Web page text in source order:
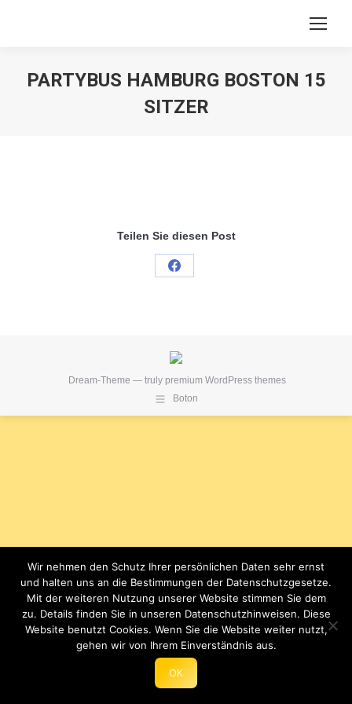
PARTYBUS HAMBURG BOSTON 15
SITZER
Teilen Sie diesen Post
Share
Dream-Theme — truly premium WordPress themes
Boton
Wir nehmen den Schutz Ihrer persönlichen Daten sehr ernst
und halten uns an die Bestimmungen der Datenschutzgesetze.
Mit der weiteren Nutzung unserer Website stimmen Sie dem
zu. Details finden Sie in unseren Datenschutzhinweisen. Diese
Website benutzt Cookies. Wenn Sie die Website weiter nutzt,
gehen wir von Ihrem Einverständnis aus.
OK